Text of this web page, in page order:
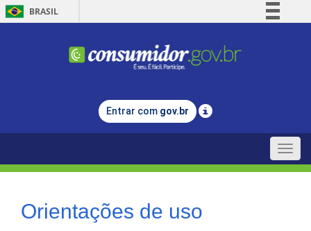
BRASIL
Comunica BR
Legislação
Entrar com gov.br
Toggle
Orientações de uso